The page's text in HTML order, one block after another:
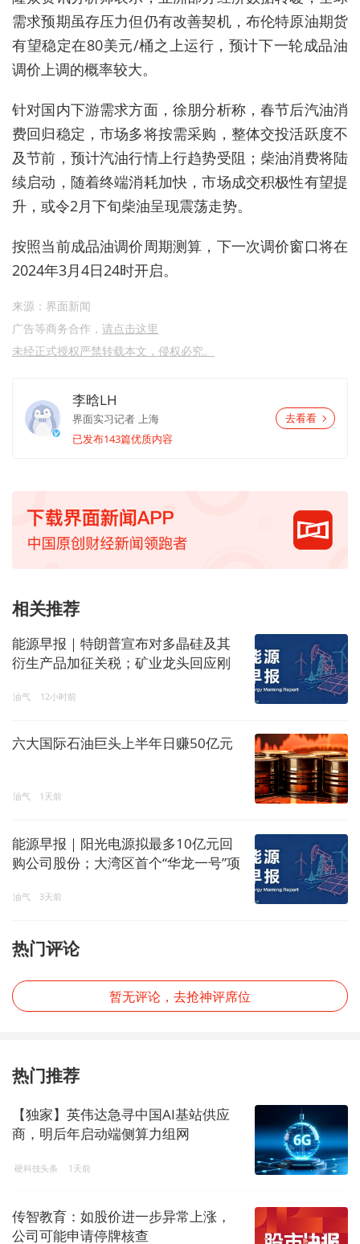
需求预期虽存压力但仍有改善契机，布伦特原油期货
有望稳定在80美元/桶之上运行，预计下一轮成品油
调价上调的概率较大。
针对国内下游需求方面，徐朋分析称，春节后汽油消
费回归稳定，市场多将按需采购，整体交投活跃度不
及节前，预计汽油行情上行趋势受阻；柴油消费将陆
续启动，随着终端消耗加快，市场成交积极性有望提
升，或令2月下旬柴油呈现震荡走势。
按照当前成品油调价周期测算，下一次调价窗口将在
2024年3月4日24时开启。
来源：界面新闻
广告等商务合作， 请点击这里
未经正式授权严禁转载本文，侵权必究。
李晗LH
界面实习记者 上海
已发布143篇优质内容
去看看
相关推荐
能源早报｜特朗普宣布对多晶硅及其
衍生产品加征关税；矿业龙头回应刚
油气 12小时前
六大国际石油巨头上半年日赚50亿元
油气 1天前
能源早报｜阳光电源拟最多10亿元回
购公司股份；大湾区首个“华龙一号”项
油气 3天前
热门评论
暂无评论，去抢神评席位
热门推荐
【独家】英伟达急寻中国AI基站供应
商，明后年启动端侧算力组网
硬科技头条 1天前
传智教育：如股价进一步异常上涨，
公司可能申请停牌核查